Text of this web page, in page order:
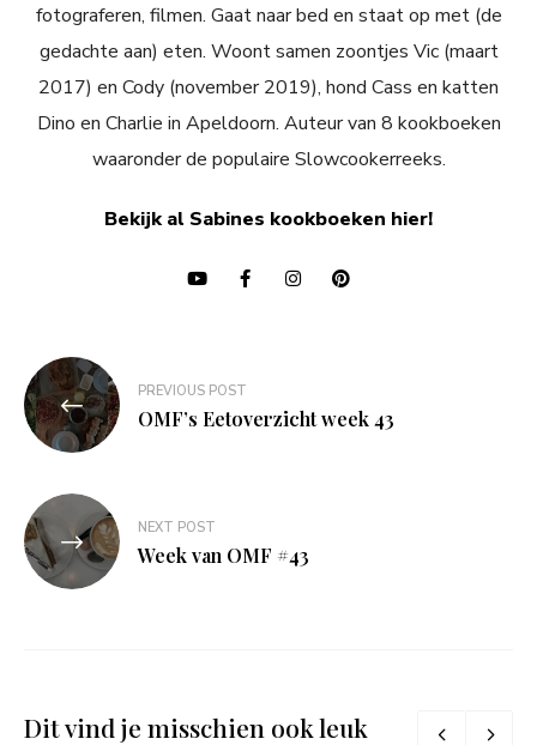
fotograferen, filmen. Gaat naar bed en staat op met (de
gedachte aan) eten. Woont samen zoontjes Vic (maart
2017) en Cody (november 2019), hond Cass en katten
Dino en Charlie in Apeldoorn. Auteur van 8 kookboeken
waaronder de populaire Slowcookerreeks.
Bekijk al Sabines kookboeken hier!
Bericht
navigatie
PREVIOUS POST
OMF’s Eetoverzicht week 43
NEXT POST
Week van OMF #43
Dit vind je misschien ook leuk